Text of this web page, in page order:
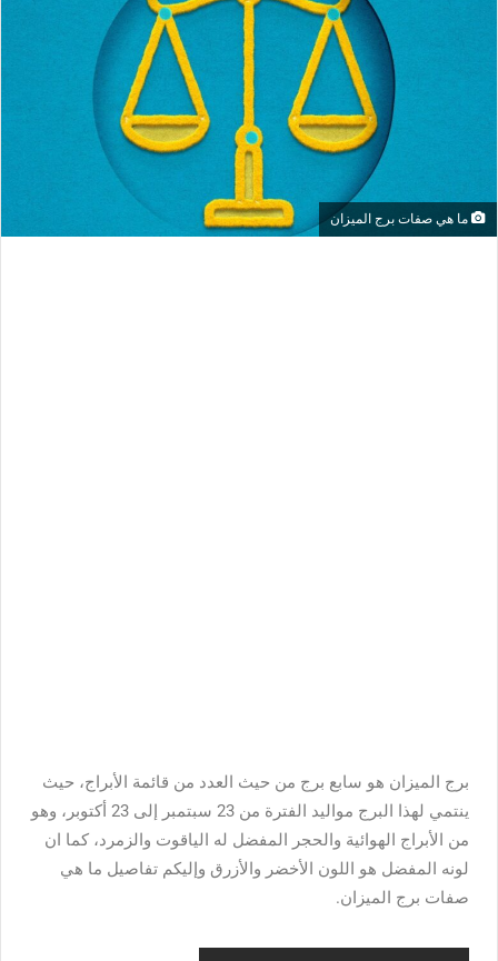
ما هي صفات برج الميزان
برج الميزان هو سابع برج من حيث العدد من قائمة الأبراج، حيث
ينتمي لهذا البرج مواليد الفترة من 23 سبتمبر إلى 23 أكتوبر، وهو
من الأبراج الهوائية والحجر المفضل له الياقوت والزمرد، كما ان
لونه المفضل هو اللون الأخضر والأزرق وإليكم تفاصيل ما هي
صفات برج الميزان.